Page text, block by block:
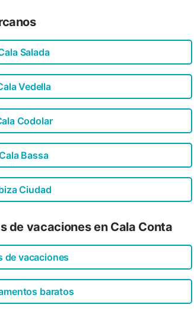
Salada
Vedella
Codolar
Bassa
Ciudad
de vacaciones en Cala Conta
de vacaciones
baratos